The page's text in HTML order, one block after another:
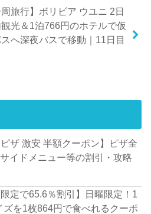
周旅行】ボリビア ウユニ 2日
光＆1泊766円のホテルで仮
へ深夜バスで移動｜11日目
ザ 激安 半額クーポン】ピザ全
イドメニュー等の割引・攻略
定で65.6％割引】日曜限定！1
を1枚864円で食べれるクーポ